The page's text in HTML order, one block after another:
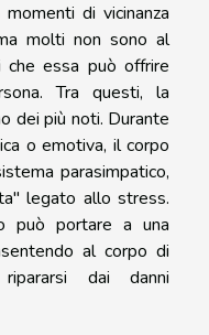
di vicinanza
molti non sono al
che essa può offrire
Tra questi, la
dei più noti. Durante
o emotiva, il corpo
parasimpatico,
legato allo stress.
può portare a una
al corpo di
dai danni